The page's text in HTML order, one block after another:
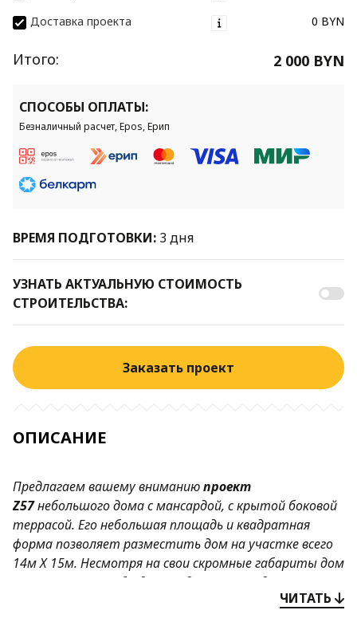
Доставка проекта
0 BYN
Итого: 2 000 BYN
СПОСОБЫ ОПЛАТЫ:
Безналичный расчет, Epos, Ерип
ВРЕМЯ ПОДГОТОВКИ: 3 дня
УЗНАТЬ АКТУАЛЬНУЮ СТОИМОСТЬ
СТРОИТЕЛЬСТВА:
Заказать проект
ОПИСАНИЕ
Предлагаем вашему вниманиюпроект
Z57небольшого дома с мансардой, с крытой боковой
террасой. Его небольшая площадь и квадратная
форма позволяет разместить дом на участке всего
14м Х 15м. Несмотря на свои скромные габариты дом
оснащен всем необходимым для круглогодичного
ЧИТАТЬ